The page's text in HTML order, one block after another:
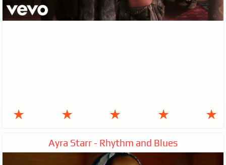
★ ★ ★ ★ ★
Ayra Starr - Rhythm and Blues